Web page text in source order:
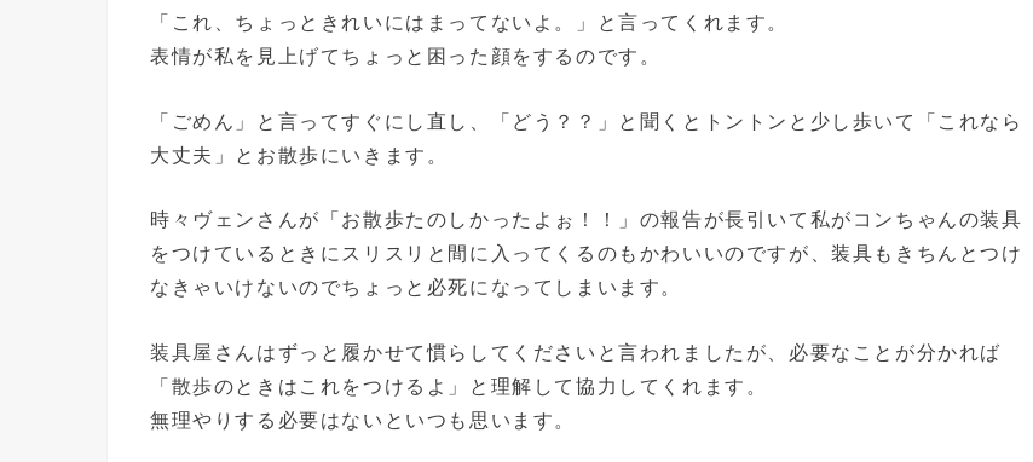
「これ、ちょっときれいにはまってないよ。」と言ってくれます。
表情が私を見上げてちょっと困った顔をするのです。
「ごめん」と言ってすぐにし直し、「どう？？」と聞くとトントンと少し歩いて「これなら
大丈夫」とお散歩にいきます。
時々ヴェンさんが「お散歩たのしかったよぉ！！」の報告が長引いて私がコンちゃんの装具
をつけているときにスリスリと間に入ってくるのもかわいいのですが、装具もきちんとつけ
なきゃいけないのでちょっと必死になってしまいます。
装具屋さんはずっと履かせて慣らしてくださいと言われましたが、必要なことが分かれば
「散歩のときはこれをつけるよ」と理解して協力してくれます。
無理やりする必要はないといつも思います。